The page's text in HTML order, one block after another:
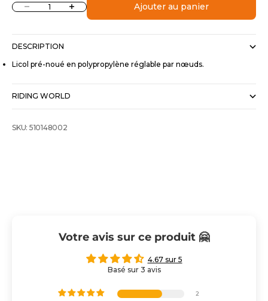
Diminuer la quantitéAugmenter la quantitéAjouter au panier
DESCRIPTION
Licol pré-noué en polypropylène réglable par nœuds.
RIDING WORLD
SKU: 510148002
Votre avis sur ce produit 🤗
4.67 sur 5
Basé sur 3 avis
2